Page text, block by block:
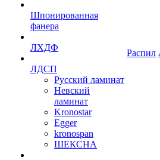
Шпонированная
фанера
ЛХДФ
ЛДСП
Русский ламинат
Невский
ламинат
Kronostar
Egger
kronospan
ШЕКСНА
Распил